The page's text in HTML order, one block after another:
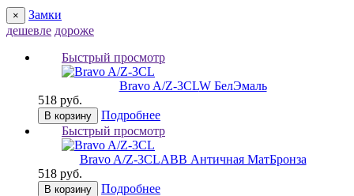
×
Замки
дешевле дороже
Быстрый просмотр
Bravo A/Z-3CLW БелЭмаль
518 руб.
В корзину
Подробнее
Быстрый просмотр
Bravo A/Z-3CLABB Античная МатБронза
518 руб.
В корзину
Подробнее